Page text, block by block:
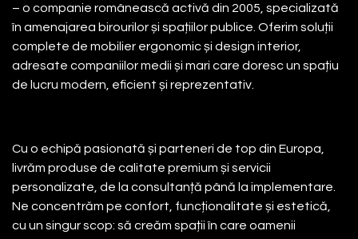
– o companie românească activă din 2005, specializată
în amenajarea birourilor și spațiilor publice. Oferim soluții
complete de mobilier ergonomic și design interior,
adresate companiilor medii și mari care doresc un spațiu
de lucru modern, eficient și reprezentativ.
Cu o echipă pasionată și parteneri de top din Europa,
livrăm produse de calitate premium și servicii
personalizate, de la consultanță până la implementare.
Ne concentrăm pe confort, funcționalitate și estetică,
cu un singur scop: să creăm spații în care oamenii